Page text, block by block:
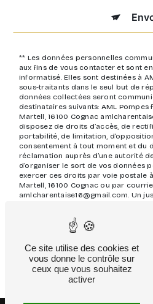
** Les données personnelles
aux fins de vous contacter et sont
informatisé. Elles sont destinées à
sous-traitants dans le seul but de
données collectées seront
destinataires suivants: AML Pompes
Martell, 16100 Cognac
disposez de droits d’accès, de
portabilité, de limitation,
consentement à tout moment et du
réclamation auprès d’une autorité
d’organiser le sort de vos données
exercer ces droits par voie postale à
Martell, 16100 Cognac ou par
amlcharentaise16@gmail.com. Un
vous être demandé. Nous
période de prise de contact puis
prescription légale aux fins
contentieux. Vous avez le droit de
d'opposition au démarchage
adresse:Bloctel.gouv.fr. Consultez
d’informations sur vos droits.
Ce site utilise des cookies et
vous donne le contrôle sur
ceux que vous souhaitez
activer